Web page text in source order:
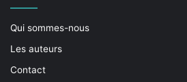
Qui sommes-nous
Les auteurs
Contact